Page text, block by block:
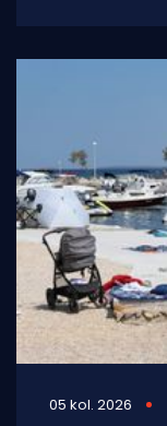
05 kol. 2026